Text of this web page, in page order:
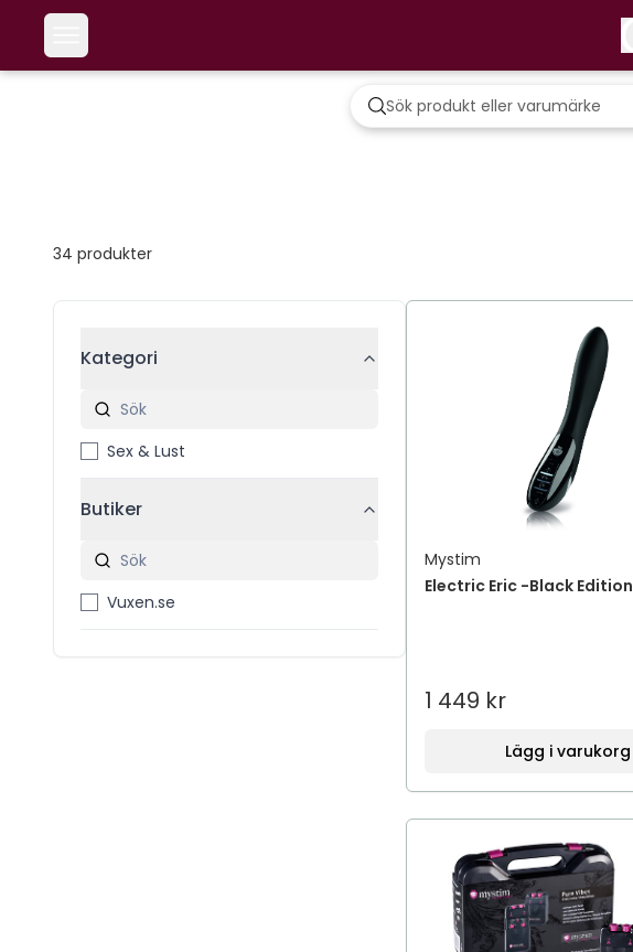
34 produkter
Kategori
Sex & Lust
Butiker
Vuxen.se
Mystim
Electric Eric -Black Edition
1 449 kr
Lägg i varukorg